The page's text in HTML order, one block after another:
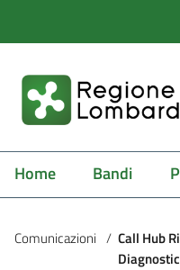
Home Bandi
Comunicazioni / Call Hub